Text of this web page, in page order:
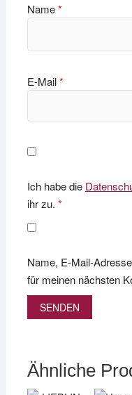
Name*
E-Mail*
Ich habe die
ihr zu. *
Name, E-Mail-
für meinen nächsten
Ähnliche